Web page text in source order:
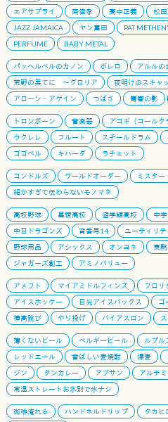
エアサプライ
南佳孝 高中正義 松
JAZZ JAMAICA
ヤン富田 PAT
PERFUME
BABY METAL
パッヘルベルのカノン ボレロ アルルの
荒野の果てに 〜グロリア
夜明けのスキャ
アローン・アゲイン
つばさ 青春の影
トロンボーン 管楽器 アコギ（コールク
ウクレレ
フルート スチールドラム
ゴゴベル
キハーダ ラチェット
コンドルズ ワールドオーダー
ミスター
細かすぎて伝わらないモノマネ
高校野球 星稜高校 遊学館高校 中
中日ドラゴンズ
背番号14 ユーティリ
野球用品
アシックス オンヨネ 東
ジャガーズ創工
アミノバリュー
アメフト マイアミドルフィンズ フロリ
アイスホッケー
日光アイスバックス ゴ
棒高跳び
やり投げ バイアスロン
薄くないビール ベルギービール ルプル
レッドエール
香ばしい麦焼酎 爆麦
ジン
タンカレー アブサン
アルテ
常温ストレートお水別で氷ナシ
珈琲淹れる ハンドネルドリップ タカヒ